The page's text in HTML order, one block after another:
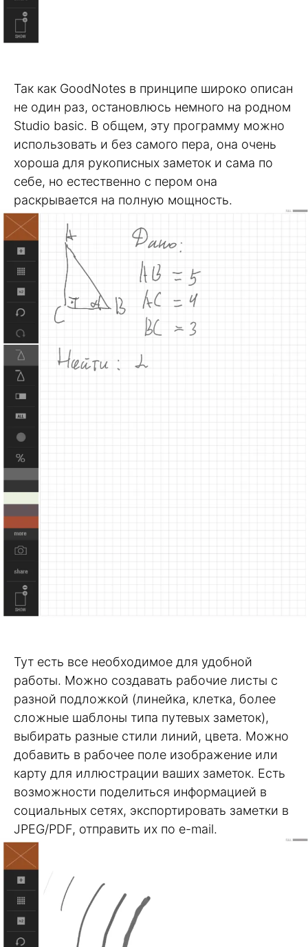
Так как GoodNotes в принципе широко описан
не один раз, остановлюсь немного на родном
Studio basic. В общем, эту программу можно
использовать и без самого пера, она очень
хороша для рукописных заметок и сама по
себе, но естественно с пером она
раскрывается на полную мощность.
Тут есть все необходимое для удобной
работы. Можно создавать рабочие листы с
разной подложкой (линейка, клетка, более
сложные шаблоны типа путевых заметок),
выбирать разные стили линий, цвета. Можно
добавить в рабочее поле изображение или
карту для иллюстрации ваших заметок. Есть
возможности поделиться информацией в
социальных сетях, экспортировать заметки в
JPEG/PDF, отправить их по e-mail.